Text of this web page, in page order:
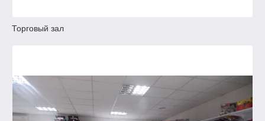
Торговый зал